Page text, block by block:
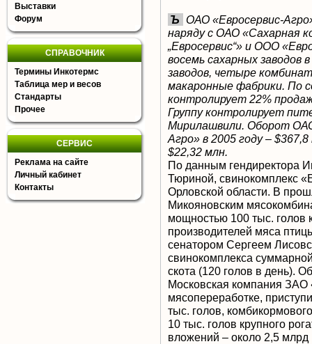
Выставки
Форум
СПРАВОЧНИК
Термины Инкотермс
Таблица мер и весов
Стандарты
Прочее
СЕРВИС
Реклама на сайте
Личный кабинет
Контакты
Ъ ОАО «Евросервис-
наряду с ОАО «Сахарная
„Евросервис“» и ООО
восемь сахарных заводов
заводов, четыре
макаронные фабрики. По
контролирует 22%
Группу контролирует
Мирилашвили. Оборот
Агро» в 2005 году –
$22,32 млн.
По данным гендиректора
Тюриной, свинокомплекс
Орловской области. В
Микояновским
мощностью 100 тыс. голов
производителей мяса
сенатором Сергеем
свинокомплекса
скота (120 голов в день).
Московская компания
мясопереработке,
тыс. голов,
10 тыс. голов крупного
вложений – около 2,5 млрд